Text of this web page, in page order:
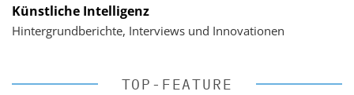
Künstliche Intelligenz
Hintergrundberichte, Interviews und Innovationen
TOP-FEATURE